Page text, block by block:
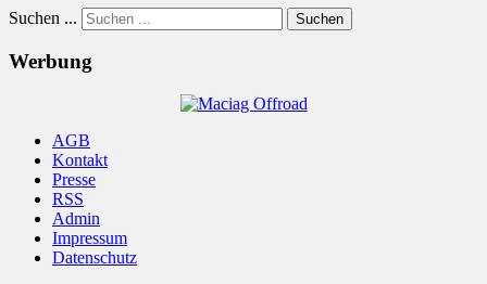
Suchen ... Suchen
Werbung
AGB
Kontakt
Presse
RSS
Admin
Impressum
Datenschutz